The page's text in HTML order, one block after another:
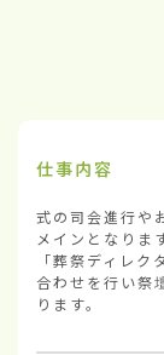
仕事内容
式の司会進行や
メインとなりま
「葬祭ディレ
合わせを行い祭
ります。